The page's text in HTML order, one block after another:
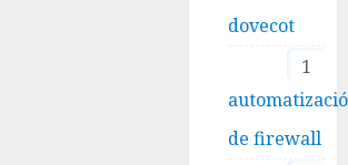
dovecot
1
de firewall